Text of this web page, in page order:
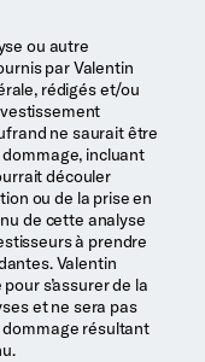
ou autre
par Valentin
rédigés et/ou
ne saurait être
incluant
découler
ou de la prise en
de cette analyse
à prendre
Valentin
s’assurer de la
et ne sera pas
résultant